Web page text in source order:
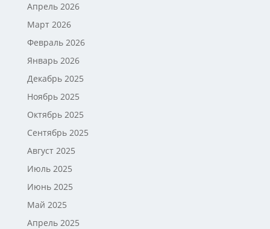
Апрель 2026
Март 2026
Февраль 2026
Январь 2026
Декабрь 2025
Ноябрь 2025
Октябрь 2025
Сентябрь 2025
Август 2025
Июль 2025
Июнь 2025
Май 2025
Апрель 2025